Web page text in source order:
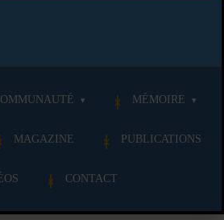
MÉMOIRE
MAGAZINE PUBLICATIONS
CONTACT